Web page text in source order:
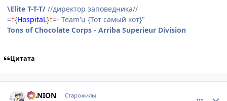
\Elite T-T-T/ //директор заповедника//
=†{HospitaL}†=- Team'u {Тот самый кот}"
Tons of Chocolate Corps - Arriba Superieur Division
Цитата
DANION Старожилы